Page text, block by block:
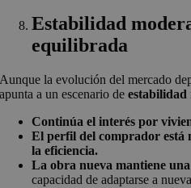
Estabilidad
equilibrada
Aunque la evolución del mercado
apunta a un escenario deestabilidad
Continúa el interés por
El perfil del comprador está
la eficiencia.
La obra nueva mantiene
capacidad de adaptarse a